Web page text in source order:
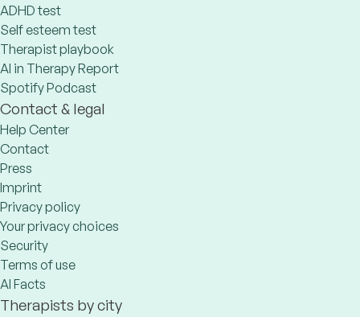
ADHD test
Self esteem test
Therapist playbook
AI in Therapy Report
Spotify Podcast
Contact & legal
Help Center
Contact
Press
Imprint
Privacy policy
Your privacy choices
Security
Terms of use
AI Facts
Therapists by city